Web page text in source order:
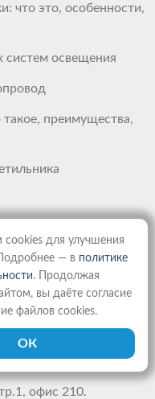
что это, особенности,
систем освещения
преимущества,
офис 210.
для улучшения
— в политике
. Продолжая
вы даёте согласие
файлов cookies.